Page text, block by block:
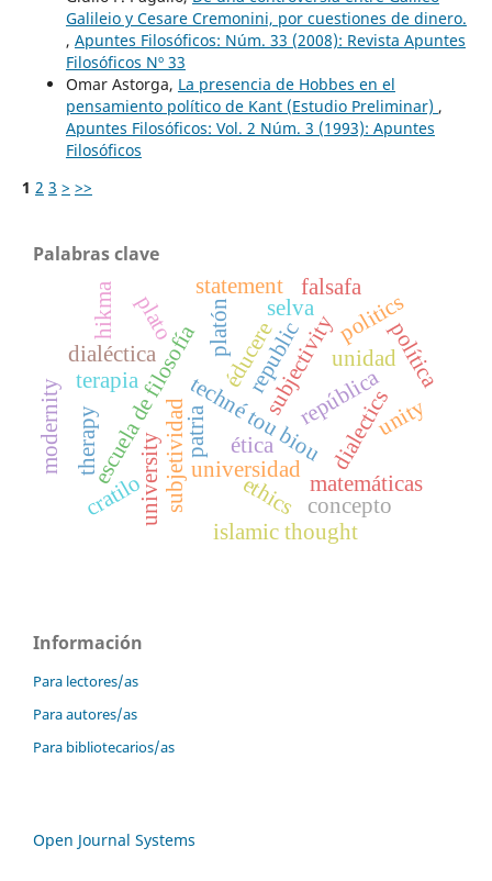
Galileio y Cesare Cremonini, por cuestiones de dinero.
, Apuntes Filosóficos: Núm. 33 (2008): Revista Apuntes
Filosóficos Nº 33
Omar Astorga, La presencia de Hobbes en el
pensamiento político de Kant (Estudio Preliminar) ,
Apuntes Filosóficos: Vol. 2 Núm. 3 (1993): Apuntes
Filosóficos
1 2 3 > >>
Palabras clave
universidad
escuela de filosofíatechné tou biou
terapia éducere
subjetividad
university
therapy
subjectivity
platón
república
matemáticas
dialéctica unidad
plato
republic
dialecticsunity
ética
política
modernity
ethics
politics
patria
selva
falsafa
hikma
islamic thought
cratilo
statement
concepto
Información
Para lectores/as
Para autores/as
Para bibliotecarios/as
Open Journal Systems